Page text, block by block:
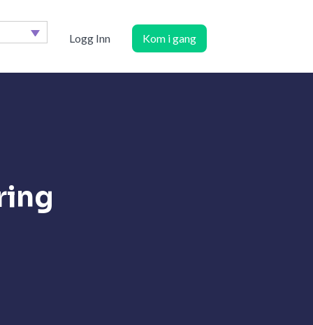
Logg Inn Kom i gang